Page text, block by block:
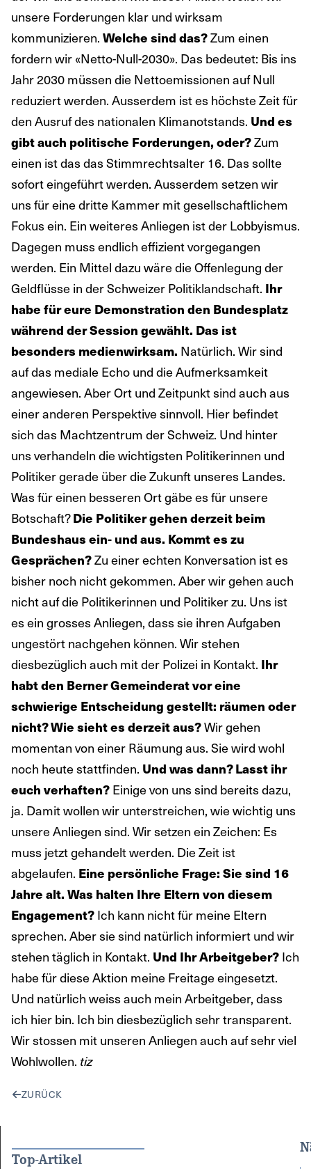
unsere Forderungen klar und wirksam
kommunizieren. Welche sind das?Zum einen
fordern wir «Netto-Null-2030». Das bedeutet: Bis ins
Jahr 2030 müssen die Nettoemissionen auf Null
reduziert werden. Ausserdem ist es höchste Zeit für
den Ausruf des nationalen Klimanotstands. Und es
gibt auch politische Forderungen, oder?Zum
einen ist das das Stimmrechtsalter 16. Das sollte
sofort eingeführt werden. Ausserdem setzen wir
uns für eine dritte Kammer mit gesellschaftlichem
Fokus ein. Ein weiteres Anliegen ist der Lobbyismus.
Dagegen muss endlich effizient vorgegangen
werden. Ein Mittel dazu wäre die Offenlegung der
Geldflüsse in der Schweizer Politiklandschaft. Ihr
habe für eure Demonstration den Bundesplatz
während der Session gewählt. Das ist
besonders medienwirksam. Natürlich. Wir sind
auf das mediale Echo und die Aufmerksamkeit
angewiesen. Aber Ort und Zeitpunkt sind auch aus
einer anderen Perspektive sinnvoll. Hier befindet
sich das Machtzentrum der Schweiz. Und hinter
uns verhandeln die wichtigsten Politikerinnen und
Politiker gerade über die Zukunft unseres Landes.
Was für einen besseren Ort gäbe es für unsere
Botschaft?Die Politiker gehen derzeit beim
Bundeshaus ein- und aus. Kommt es zu
Gesprächen?Zu einer echten Konversation ist es
bisher noch nicht gekommen. Aber wir gehen auch
nicht auf die Politikerinnen und Politiker zu. Uns ist
es ein grosses Anliegen, dass sie ihren Aufgaben
ungestört nachgehen können. Wir stehen
diesbezüglich auch mit der Polizei in Kontakt. Ihr
habt den Berner Gemeinderat vor eine
schwierige Entscheidung gestellt: räumen oder
nicht? Wie sieht es derzeit aus?Wir gehen
momentan von einer Räumung aus. Sie wird wohl
noch heute stattfinden. Und was dann? Lasst ihr
euch verhaften? Einige von uns sind bereits dazu,
ja. Damit wollen wir unterstreichen, wie wichtig uns
unsere Anliegen sind. Wir setzen ein Zeichen: Es
muss jetzt gehandelt werden. Die Zeit ist
abgelaufen. Eine persönliche Frage: Sie sind 16
Jahre alt. Was halten Ihre Eltern von diesem
Engagement? Ich kann nicht für meine Eltern
sprechen. Aber sie sind natürlich informiert und wir
stehen täglich in Kontakt. Und Ihr Arbeitgeber? Ich
habe für diese Aktion meine Freitage eingesetzt.
Und natürlich weiss auch mein Arbeitgeber, dass
ich hier bin. Ich bin diesbezüglich sehr transparent.
Wir stossen mit unseren Anliegen auch auf sehr viel
Wohlwollen. tiz
ZURÜCK
Top-Artikel